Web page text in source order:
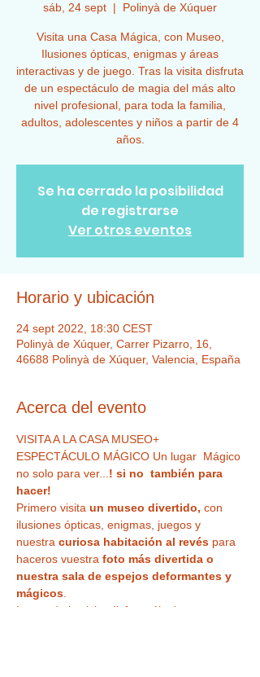
sáb, 24 sept
  |
Polinyà de Xúquer
Visita una Casa Mágica, con Museo,
Ilusiones ópticas, enigmas y áreas
interactivas y de juego. Tras la visita disfruta
de un espectáculo de magia del más alto
nivel profesional, para toda la familia,
adultos, adolescentes y niños a partir de 4
años.
Se ha cerrado la posibilidad
de registrarse
Ver otros eventos
Horario y ubicación
24 sept 2022, 18:30 CEST
Polinyà de Xúquer, Carrer Pizarro, 16,
46688 Polinyà de Xúquer, Valencia, España
Acerca del evento
VISITA A LA CASA MUSEO+
ESPECTÁCULO MÁGICO Un lugar  Mágico
no solo para ver... ! si no  también para
hacer!
Primero visita un museo divertido, con
ilusiones ópticas, enigmas, juegos y
nuestra curiosa habitación al revés para
haceros vuestra foto más divertida o
nuestra sala de espejos deformantes y
mágicos
Luego de la visita disfrutaréis de un